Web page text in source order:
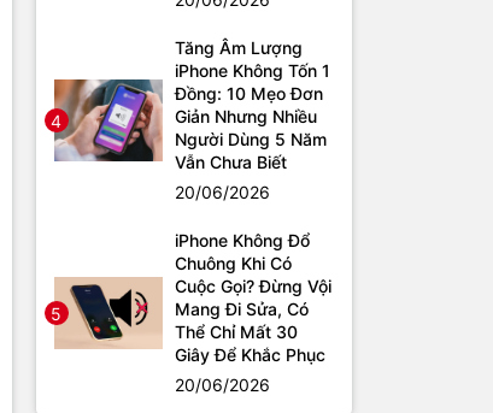
4
Tăng Âm Lượng
iPhone Không Tốn 1
Đồng: 10 Mẹo Đơn
Giản Nhưng Nhiều
Người Dùng 5 Năm
Vẫn Chưa Biết
20/06/2026
5
iPhone Không Đổ
Chuông Khi Có
Cuộc Gọi? Đừng Vội
Mang Đi Sửa, Có
Thể Chỉ Mất 30
Giây Để Khắc Phục
20/06/2026